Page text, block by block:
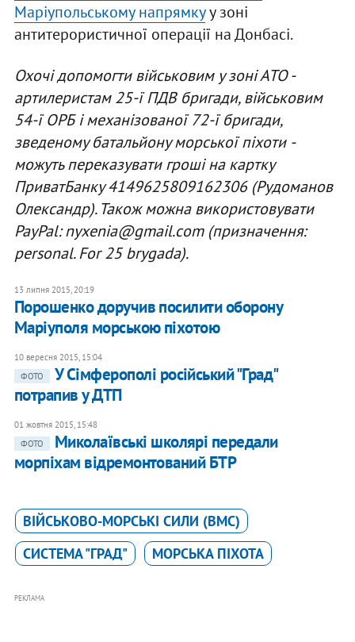
Маріупольському напрямкуу зоні
антитерористичної операції на Донбасі.
Охочі допомогти військовим у зоні АТО -
артилеристам 25­-ї ПДВ бригади, військовим
54-ї ОРБ і механізованої 72-ї бригади,
зведеному батальйону морської піхоти ­
можуть переказувати гроші на картку
ПриватБанку 4149625809162306 (Рудоманов
Олександр). Також можна використовувати
PayPal:nyxenia@gmail.com(призначення:
personal. For 25 brygada).
13 липня 2015, 20:19
Порошенко доручив посилити оборону
Маріуполя морською піхотою
10 вересня 2015, 15:04
ФОТО
У Сімферополі російський "Град"
потрапив у ДТП
01 жовтня 2015, 15:48
ФОТО
Миколаївські школярі передали
морпіхам відремонтований БТР
ВІЙСЬКОВО-МОРСЬКІ СИЛИ (ВМС)
СИСТЕМА "ГРАД"
МОРСЬКА ПІХОТА
РЕКЛАМА